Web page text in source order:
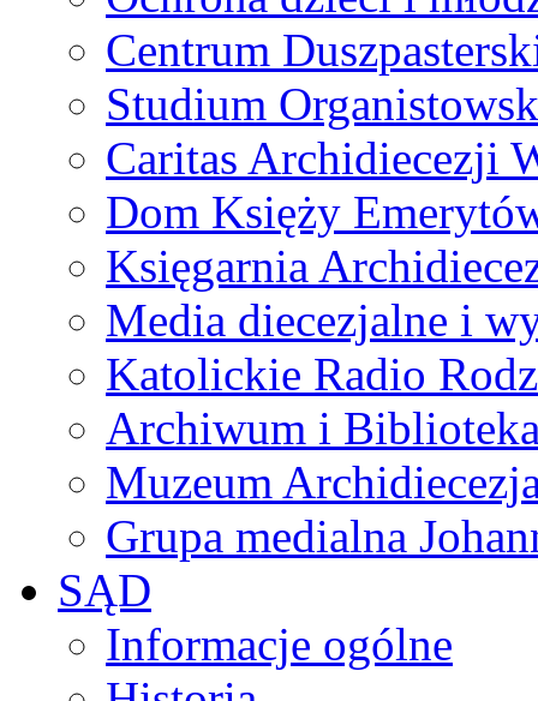
Centrum
Studium
Caritas Archidiecezji
Dom Księży
Księgarnia
Media diecezjalne i
Katolickie Radio
Archiwum i
Muzeum
Grupa medialna
SĄD
Informacje ogólne